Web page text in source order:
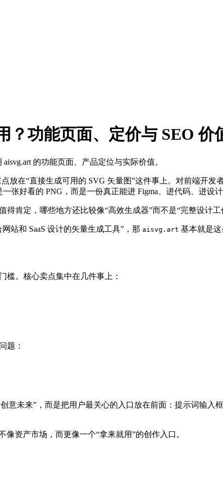
？功能页面、定价与 SEO 价
的功能页面、产品定位与实际价值。
在“直接生成可用的 SVG 矢量图”这件事上。对前端开发
好看的 PNG，而是一份真正能进 Figma、进代码、进设计
得肯定，哪些地方还比较像“高效生成器”而不是“完整设计工
网站和 SaaS 设计的矢量生成工具”，那 aisvg.art 基本就是这
槛。核心卖点集中在几件事上：
题：
意未来”，而是把用户最关心的入口放在前面：提示词输入
像资产市场，而更像一个“拿来就用”的创作入口。